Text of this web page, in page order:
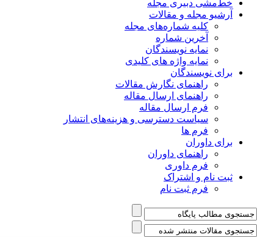
خط‌مشی دبیری مجله
آرشیو مجله و مقالات
کلیه شماره‌های مجله
آخرین شماره
نمایه نویسندگان
نمایه واژه های کلیدی
برای نویسندگان
راهنمای نگارش مقالات
راهنمای ارسال مقاله
فرم ارسال مقاله
سیاست دسترسی و هزینه‌های انتشار
فرم ها
برای داوران
راهنمای داوران
فرم داوری
ثبت نام و اشتراک
فرم ثبت نام